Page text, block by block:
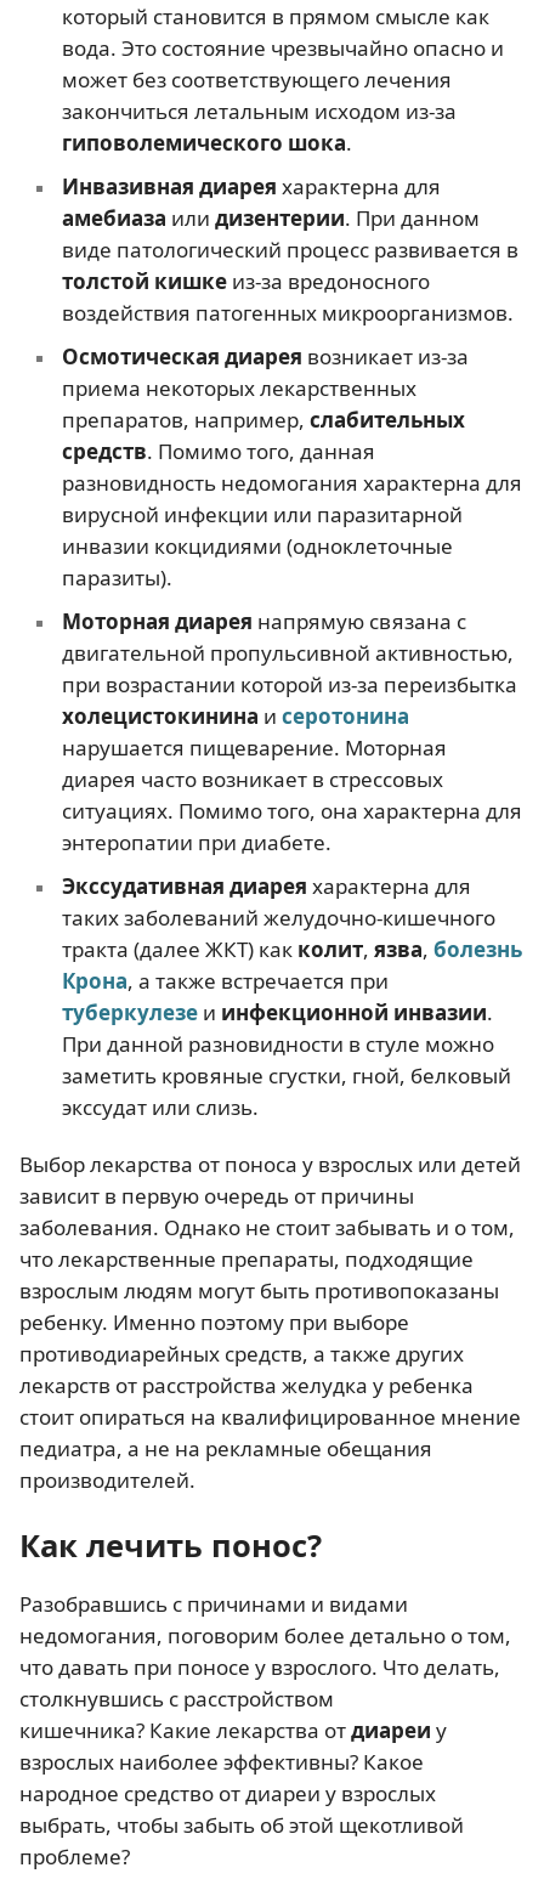
который становится в прямом смысле как
вода. Это состояние чрезвычайно опасно и
может без соответствующего лечения
закончиться летальным исходом из-за
гиповолемического шока.
Инвазивная диарея характерна для
амебиаза или дизентерии. При данном
виде патологический процесс развивается в
толстой кишке из-за вредоносного
воздействия патогенных микроорганизмов.
Осмотическая диарея возникает из-за
приема некоторых лекарственных
препаратов, например, слабительных
средств. Помимо того, данная
разновидность недомогания характерна для
вирусной инфекции или паразитарной
инвазии кокцидиями (одноклеточные
паразиты).
Моторная диарея напрямую связана с
двигательной пропульсивной активностью,
при возрастании которой из-за переизбытка
холецистокинина и серотонина
нарушается пищеварение. Моторная
диарея часто возникает в стрессовых
ситуациях. Помимо того, она характерна для
энтеропатии при диабете.
Экссудативная диарея характерна для
таких заболеваний желудочно-кишечного
тракта (далее ЖКТ) как колит, язва, болезнь
Крона, а также встречается при
туберкулезеи инфекционной инвазии.
При данной разновидности в стуле можно
заметить кровяные сгустки, гной, белковый
экссудат или слизь.
Выбор лекарства от поноса у взрослых или детей
зависит в первую очередь от причины
заболевания. Однако не стоит забывать и о том,
что лекарственные препараты, подходящие
взрослым людям могут быть противопоказаны
ребенку. Именно поэтому при выборе
противодиарейных средств, а также других
лекарств от расстройства желудка у ребенка
стоит опираться на квалифицированное мнение
педиатра, а не на рекламные обещания
производителей.
Как лечить понос?
Разобравшись с причинами и видами
недомогания, поговорим более детально о том,
что давать при поносе у взрослого. Что делать,
столкнувшись с расстройством
кишечника? Какие лекарства отдиареи у
взрослых наиболее эффективны? Какое
народное средство от диареи у взрослых
выбрать, чтобы забыть об этой щекотливой
проблеме?